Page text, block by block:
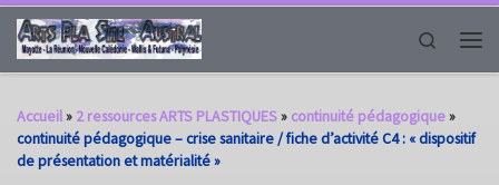
Passer au contenu
Search
Accueil» 2 ressources ARTS PLASTIQUES» continuité pédagogique»
continuité pédagogique – crise sanitaire / fiche d’activité C4 : « dispositif
de présentation et matérialité »